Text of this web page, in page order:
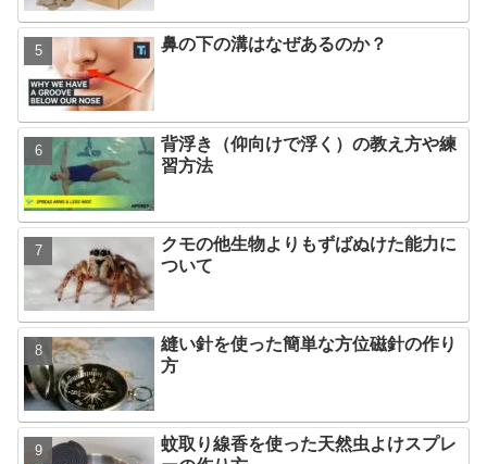
鼻の下の溝はなぜあるのか？
背浮き（仰向けで浮く）の教え方や練
習方法
クモの他生物よりもずばぬけた能力に
ついて
縫い針を使った簡単な方位磁針の作り
方
蚊取り線香を使った天然虫よけスプレ